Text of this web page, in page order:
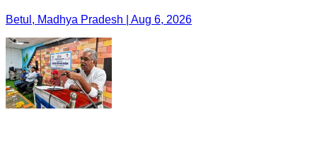
Betul, Madhya Pradesh | Aug 6, 2026